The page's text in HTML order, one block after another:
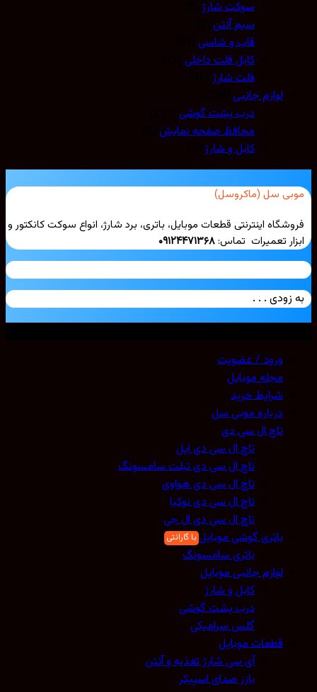
سوکت شارژ(8)
سیم آنتن(3)
قاب و شاسی(81)
کابل فلت داخلی(22)
فلت شارژ(16)
لوازم جانبی(228)
درب پشت گوشی(221)
محافظ صفحه نمایش(2)
کابل و شارژ(5)
سل (ماکروسل)
اینترنتی قطعات موبایل، باتری، برد شارژ، انواع سوکت کانکتور و
تعمیرات تماس:۰۹۱۲۴۴۷۱۳۶۸
زودی . . .
ورود / عضویت
مجله موبایل
شرایط خرید
درباره موبی سل
تاچ ال سی دی
تاچ ال سی دی اپل
تاچ ال سی دی تبلت سامسونگ
تاچ ال سی دی هواوی
تاچ ال سی دی نوکیا
تاچ ال سی دی ال جی
باتری گوشی موبایل
باتری سامسونگ
لوازم جانبی موبایل
کابل و شارژ
درب پشت گوشی
گلس سرامیکی
قطعات موبایل
آی سی شارژ تغذیه و آنتن
بازر صدای اسپیکر